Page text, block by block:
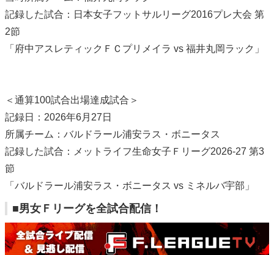
記録した試合：日本女子フットサルリーグ2016プレ大会 第
2節
「府中アスレティックＦＣプリメイラ vs 福井丸岡ラック」
＜通算100試合出場達成試合＞
記録日：2026年6月27日
所属チーム：バルドラール浦安ラス・ボニータス
記録した試合：メットライフ生命女子Ｆリーグ2026-27 第3
節
「バルドラール浦安ラス・ボニータス vs ミネルバ宇部」
■男女Ｆリーグを全試合配信！